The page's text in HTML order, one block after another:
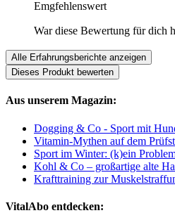
Emgfehlenswert
War diese Bewertung für dich
Alle Erfahrungsberichte anzeigen
Dieses Produkt bewerten
Aus unserem Magazin:
Dogging & Co - Sport mit
Vitamin-Mythen auf dem
Sport im Winter: (k)ein
Kohl & Co – großartige alte
Krafttraining zur
VitalAbo entdecken: